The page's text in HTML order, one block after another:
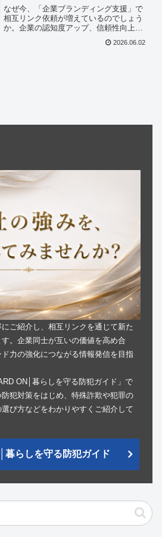
い企業の本音を徹底検証
なぜ今、「企業ブランディング支援」で
相互リンク依頼が増えているのでしょう
か。企業の認知度アップ、信頼性向上、
者が本当に求めているWeb戦略を徹底検
2026.06.02
ご紹介し、相互リンクを通じて新た
。企業同士が互いの価値を高め合
力の強化につながる情報発信を目指
ON│暮らしを守る防犯ガイド」で
犯対策をはじめ、特殊詐欺や犯罪の
び方などをわかりやすくご紹介して
暮らしを守る防犯ガイド